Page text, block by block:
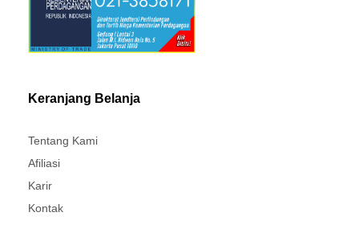
Keranjang Belanja
Tentang Kami
Afiliasi
Karir
Kontak